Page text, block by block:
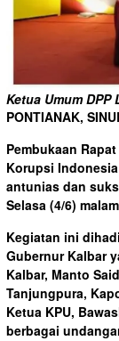
Ketua Umum
PONTIANAK,
Pembukaan
Korupsi
antunias dan
Selasa (4/6)
Kegiatan ini
Gubernur Kalbar
Kalbar, Manto
Tanjungpura,
Ketua KPU,
berbagai